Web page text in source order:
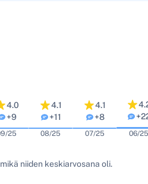
4.0
+9
25
4.1
+11
08/25
4.1
+8
07/25 06/25
niiden keskiarvosana oli.